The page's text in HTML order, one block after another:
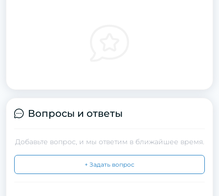
Вопросы и ответы
Добавьте вопрос, и мы ответим в ближайшее время.
+ Задать вопрос